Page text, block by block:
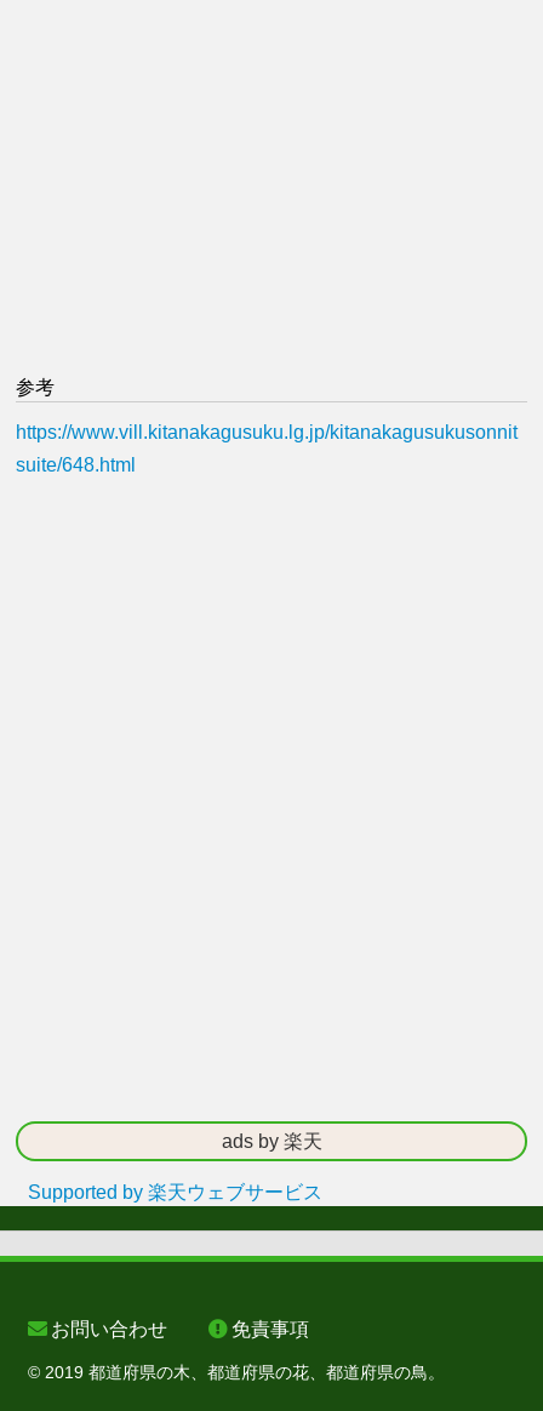
参考
https://www.vill.kitanakagusuku.lg.jp/kitanakagusukusonnit
suite/648.html
ads by 楽天
Supported by 楽天ウェブサービス
お問い合わせ 免責事項
© 2019 都道府県の木、都道府県の花、都道府県の鳥。